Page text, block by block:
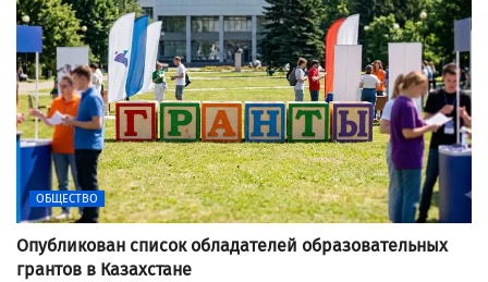
ОБЩЕСТВО
Опубликован список обладателей образовательных
грантов в Казахстане